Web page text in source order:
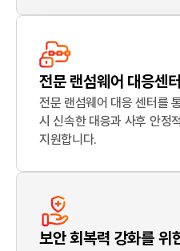
보안 회복력 강화를 위
전문 랜섬웨어 대응센
전문 랜섬웨어 대응 센터를
시 신속한 대응과 사후 안정
지원합니다.